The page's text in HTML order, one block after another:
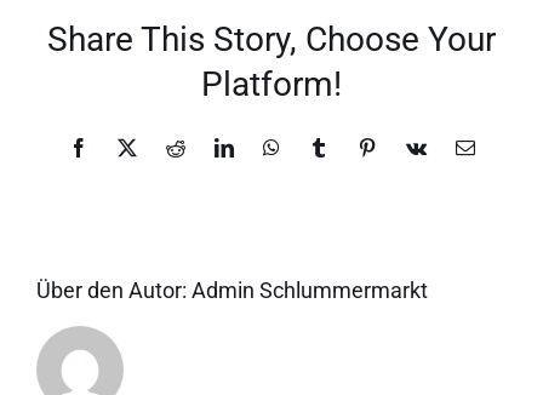
Share This Story, Choose Your
Platform!
Facebook
X RedditLinkedInWhatsAppTumblrPinterest
Vk
E-
Über den Autor: Admin Schlummermarkt